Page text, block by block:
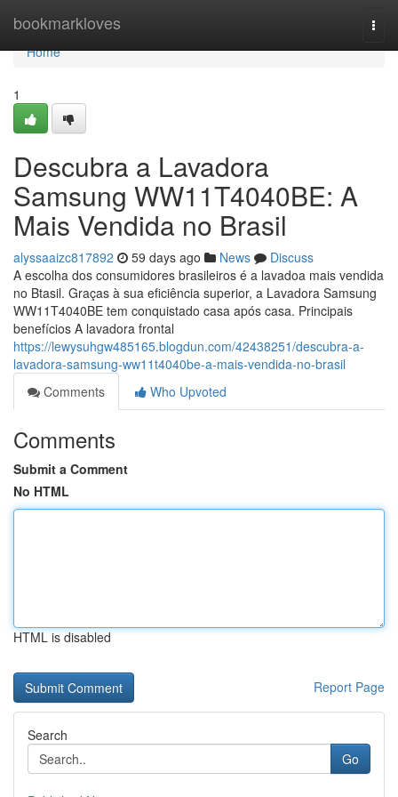
bookmarkloves
Home
Home
1
Descubra a Lavadora
Samsung WW11T4040BE: A
Mais Vendida no Brasil
alyssaaizc817892 59 days ago News
Discuss
A escolha dos consumidores brasileiros é a lavadoa mais vendida
no Btasil. Graças à sua eficiência superior, a Lavadora Samsung
WW11T4040BE tem conquistado casa após casa. Principais
benefícios A lavadora frontal
https://lewysuhgw485165.blogdun.com/42438251/descubra-a-
lavadora-samsung-ww11t4040be-a-mais-vendida-no-brasil
Comments
Who Upvoted
Comments
Submit a Comment
No HTML
HTML is disabled
Report Page
Search
Go